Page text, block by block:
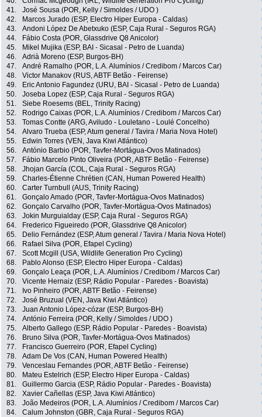
41.
José Sousa (POR, Kelly / Simoldes / UDO )
42.
Marcos Jurado (ESP, Electro Hiper Europa - Caldas)
43.
Andoni López De Abetxuko (ESP, Caja Rural - Seguros RGA)
44.
Fábio Costa (POR, Glassdrive Q8 Anicolor)
45.
Mikel Mujika (ESP, BAI - Sicasal - Petro de Luanda)
46.
Adrià Moreno (ESP, Burgos-BH)
47.
André Ramalho (POR, L.A. Alumínios / Credibom / Marcos Car)
48.
Victor Manakov (RUS, ABTF Betão - Feirense)
49.
Eric Antonio Fagundez (URU, BAI - Sicasal - Petro de Luanda)
50.
Joseba Lopez (ESP, Caja Rural - Seguros RGA)
51.
Siebe Roesems (BEL, Trinity Racing)
52.
Rodrigo Caixas (POR, L.A. Alumínios / Credibom / Marcos Car)
53.
Tomas Contte (ARG, Aviludo - Louletano - Loulé Concelho)
54.
Alvaro Trueba (ESP, Atum general / Tavira / Maria Nova Hotel)
55.
Edwin Torres (VEN, Java Kiwi Atlántico)
56.
António Barbio (POR, Tavfer-Mortágua-Ovos Matinados)
57.
Fábio Marcelo Pinto Oliveira (POR, ABTF Betão - Feirense)
58.
Jhojan García (COL, Caja Rural - Seguros RGA)
59.
Charles-Étienne Chrétien (CAN, Human Powered Health)
60.
Carter Turnbull (AUS, Trinity Racing)
61.
Gonçalo Amado (POR, Tavfer-Mortágua-Ovos Matinados)
62.
Gonçalo Carvalho (POR, Tavfer-Mortágua-Ovos Matinados)
63.
Jokin Murguialday (ESP, Caja Rural - Seguros RGA)
64.
Frederico Figueiredo (POR, Glassdrive Q8 Anicolor)
65.
Delio Fernández (ESP, Atum general / Tavira / Maria Nova Hotel)
66.
Rafael Silva (POR, Efapel Cycling)
67.
Scott Mcgill (USA, Wildlife Generation Pro Cycling)
68.
Pablo Alonso (ESP, Electro Hiper Europa - Caldas)
69.
Gonçalo Leaça (POR, L.A. Alumínios / Credibom / Marcos Car)
70.
Vicente Hernaiz (ESP, Rádio Popular - Paredes - Boavista)
71.
Ivo Pinheiro (POR, ABTF Betão - Feirense)
72.
José Bruzual (VEN, Java Kiwi Atlántico)
73.
Juan Antonio López-cózar (ESP, Burgos-BH)
74.
António Ferreira (POR, Kelly / Simoldes / UDO )
75.
Alberto Gallego (ESP, Rádio Popular - Paredes - Boavista)
76.
Bruno Silva (POR, Tavfer-Mortágua-Ovos Matinados)
77.
Francisco Guerreiro (POR, Efapel Cycling)
78.
Adam De Vos (CAN, Human Powered Health)
79.
Venceslau Fernandes (POR, ABTF Betão - Feirense)
80.
Mateu Estelrich (ESP, Electro Hiper Europa - Caldas)
81.
Guillermo Garcia (ESP, Rádio Popular - Paredes - Boavista)
82.
Xavier Cañellas (ESP, Java Kiwi Atlántico)
83.
João Medeiros (POR, L.A. Alumínios / Credibom / Marcos Car)
84.
Calum Johnston (GBR, Caja Rural - Seguros RGA)